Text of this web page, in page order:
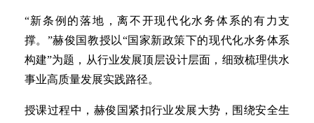
“新条例的落地，离不开现代化水务体系的有力支
撑。”赫俊国教授以“国家新政策下的现代化水务体系
构建”为题，从行业发展顶层设计层面，细致梳理供水
事业高质量发展实践路径。
授课过程中，赫俊国紧扣行业发展大势，围绕安全生